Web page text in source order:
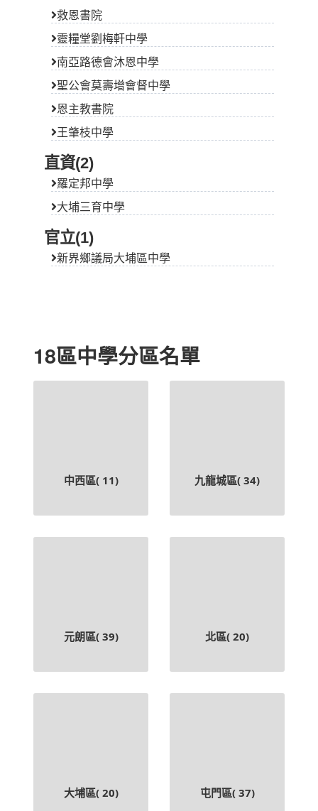
救恩書院
靈糧堂劉梅軒中學
南亞路德會沐恩中學
聖公會莫壽增會督中學
恩主教書院
王肇枝中學
直資(2)
羅定邦中學
大埔三育中學
官立(1)
新界鄉議局大埔區中學
18區中學分區名單
中西區( 11) 九龍城區( 34)
元朗區( 39) 北區( 20)
大埔區( 20) 屯門區( 37)